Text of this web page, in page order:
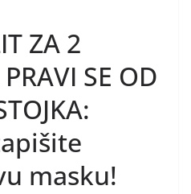
ZA 2
SE OD
masku!